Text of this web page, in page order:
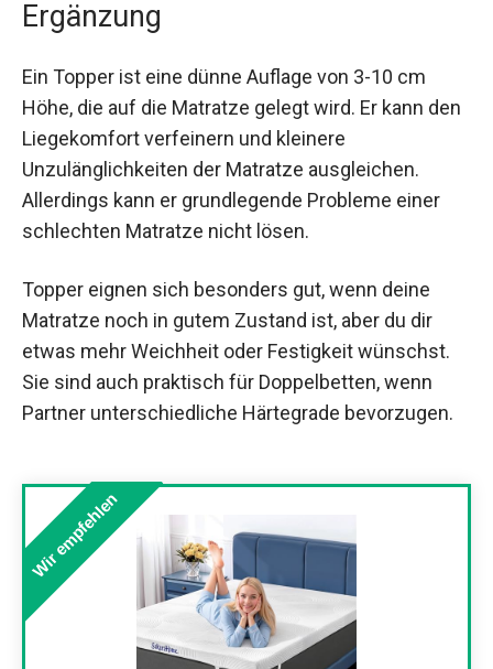
Ergänzung
Ein Topper ist eine dünne Auflage von 3-10 cm
Höhe, die auf die Matratze gelegt wird. Er kann den
Liegekomfort verfeinern und kleinere
Unzulänglichkeiten der Matratze ausgleichen.
Allerdings kann er grundlegende Probleme einer
schlechten Matratze nicht lösen.
Topper eignen sich besonders gut, wenn deine
Matratze noch in gutem Zustand ist, aber du dir
etwas mehr Weichheit oder Festigkeit wünschst.
Sie sind auch praktisch für Doppelbetten, wenn
Partner unterschiedliche Härtegrade bevorzugen.
Wir empfehlen